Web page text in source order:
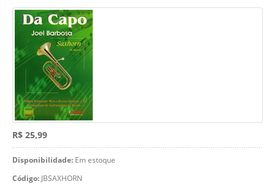
R$ 25,99
Disponibilidade: Em estoque
Código: JBSAXHORN